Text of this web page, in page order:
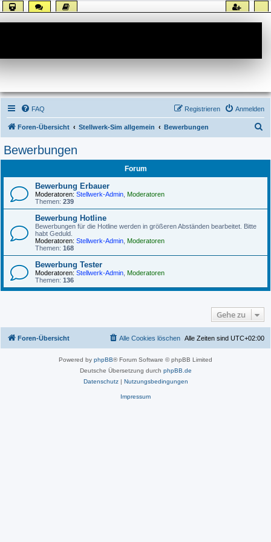
FAQ Anmelden
Registrieren
Foren-Übersicht Stellwerk-Sim allgemein Bewerbungen
Bewerbungen
Forum
Bewerbung Erbauer
Moderatoren: Stellwerk-Admin Moderatoren
Themen: 239
Bewerbung Hotline
Bewerbungen für die Hotline werden in größeren Abständen bearbeitet. Bitte
habt Geduld.
Moderatoren: Stellwerk-Admin Moderatoren
Themen: 168
Bewerbung Tester
Moderatoren: Stellwerk-Admin Moderatoren
Themen: 136
Gehe zu
Foren-Übersicht Alle Zeiten sind UTC+02:00
Alle Cookies löschen
Powered by phpBB® Forum Software © phpBB Limited
Deutsche Übersetzung durch phpBB.de
Datenschutz| Nutzungsbedingungen
Impressum